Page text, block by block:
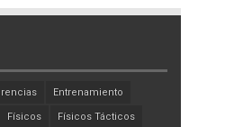
Entrenamiento
Físicos Físicos Tácticos